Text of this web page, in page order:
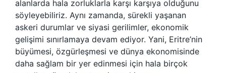
alanlarda hala zorluklarla karşı karşıya olduğunu
söyleyebiliriz. Aynı zamanda, sürekli yaşanan
askeri durumlar ve siyasi gerilimler, ekonomik
gelişimi sınırlamaya devam ediyor. Yani, Eritre’nin
büyümesi, özgürleşmesi ve dünya ekonomisinde
daha sağlam bir yer edinmesi için hala birçok